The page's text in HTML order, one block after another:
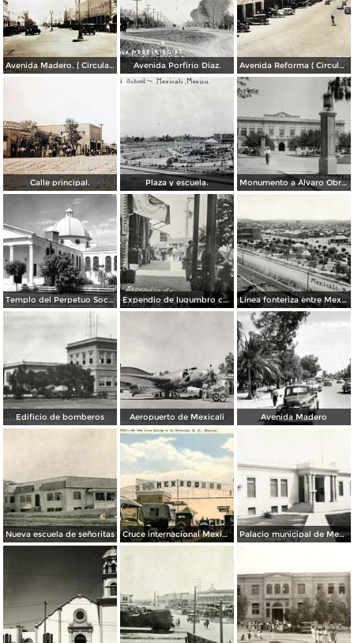
Avenida Madero. ( Circulada el 12 de Diciembre de 1928 ). Avenida Porfirio Diaz. Avenida Reforma ( Circulada el 14 de Enero de 1946 ).
Calle principal. Plaza y escuela. Monumento a Álvaro Obregón y Palacio de Gobierno
Templo del Perpetuo Socorro Expendio de lugumbro chino Línea fonteriza entre Mexicali y Calexico, Estados Unidos
Edificio de bomberos Aeropuerto de Mexicali Avenida Madero
Nueva escuela de señoritas Cruce internacional Mexicali - Calexico Palacio municipal de Mexicali